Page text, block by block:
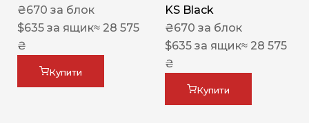
₴670 за блок
$635 за ящик≈ 28 575
₴
Купити
KS Black
₴670 за блок
$635 за ящик≈ 28 575
₴
Купити